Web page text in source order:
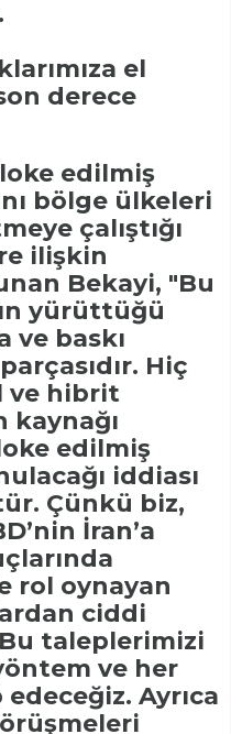
el
derece
edilmiş
bölge ülkeleri
çalıştığı
ilişkin
Bekayi, "Bu
yürüttüğü
ve baskı
Hiç
ve hibrit
kaynağı
edilmiş
iddiası
Çünkü biz,
İran’a
rol oynayan
ciddi
Bu taleplerimizi
ve her
Ayrıca